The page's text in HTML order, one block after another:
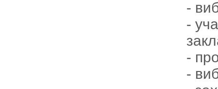
-
-
-
-